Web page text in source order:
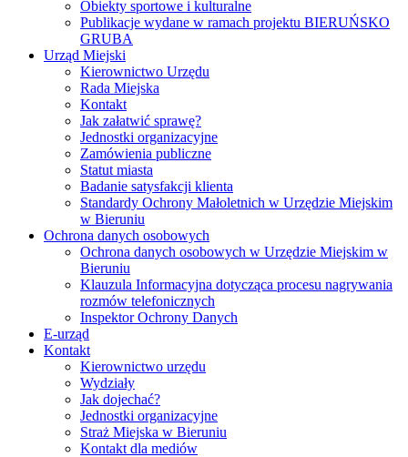
Obiekty sportowe i kulturalne
Publikacje wydane w ramach projektu BIERUŃSKO
GRUBA
Urząd Miejski
Kierownictwo Urzędu
Rada Miejska
Kontakt
Jak załatwić sprawę?
Jednostki organizacyjne
Zamówienia publiczne
Statut miasta
Badanie satysfakcji klienta
Standardy Ochrony Małoletnich w Urzędzie Miejskim
w Bieruniu
Ochrona danych osobowych
Ochrona danych osobowych w Urzędzie Miejskim w
Bieruniu
Klauzula Informacyjna dotycząca procesu nagrywania
rozmów telefonicznych
Inspektor Ochrony Danych
E-urząd
Kontakt
Kierownictwo urzędu
Wydziały
Jak dojechać?
Jednostki organizacyjne
Straż Miejska w Bieruniu
Kontakt dla mediów